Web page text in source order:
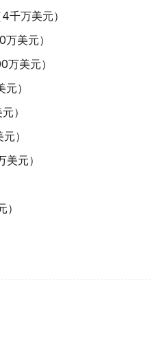
万美元）
美元）
美元）
）
）
）
元）